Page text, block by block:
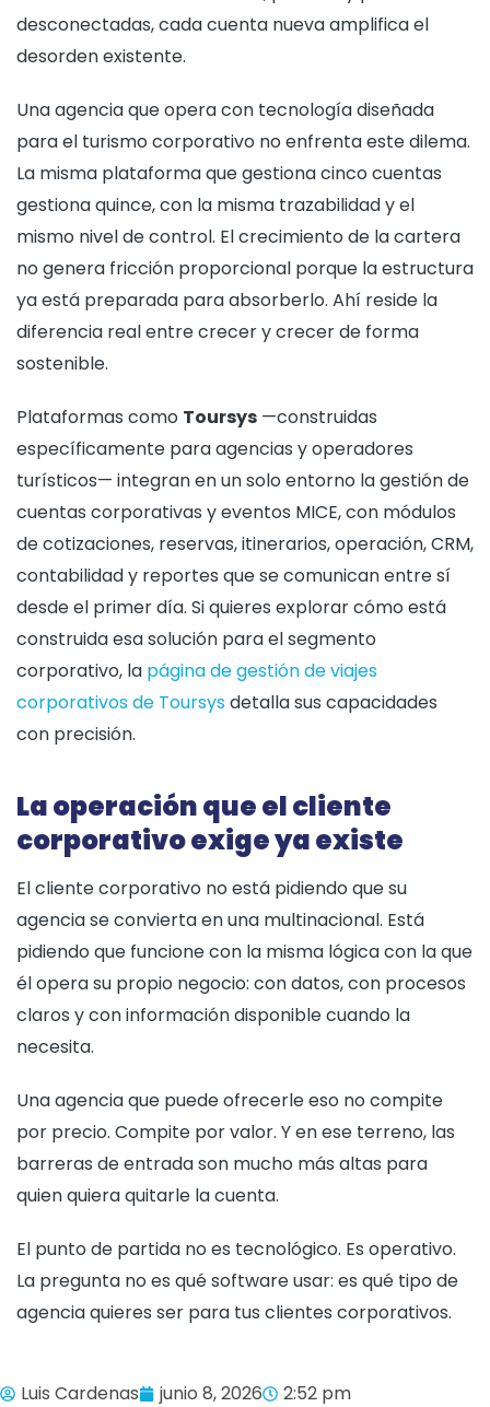
desconectadas, cada cuenta nueva amplifica el
desorden existente.
Una agencia que opera con tecnología diseñada
para el turismo corporativo no enfrenta este dilema.
La misma plataforma que gestiona cinco cuentas
gestiona quince, con la misma trazabilidad y el
mismo nivel de control. El crecimiento de la cartera
no genera fricción proporcional porque la estructura
ya está preparada para absorberlo. Ahí reside la
diferencia real entre crecer y crecer de forma
sostenible.
Plataformas como Toursys —construidas
específicamente para agencias y operadores
turísticos— integran en un solo entorno la gestión de
cuentas corporativas y eventos MICE, con módulos
de cotizaciones, reservas, itinerarios, operación, CRM,
contabilidad y reportes que se comunican entre sí
desde el primer día. Si quieres explorar cómo está
construida esa solución para el segmento
corporativo, la página de gestión de viajes
corporativos de Toursysdetalla sus capacidades
con precisión.
La operación que el cliente
corporativo exige ya existe
El cliente corporativo no está pidiendo que su
agencia se convierta en una multinacional. Está
pidiendo que funcione con la misma lógica con la que
él opera su propio negocio: con datos, con procesos
claros y con información disponible cuando la
necesita.
Una agencia que puede ofrecerle eso no compite
por precio. Compite por valor. Y en ese terreno, las
barreras de entrada son mucho más altas para
quien quiera quitarle la cuenta.
El punto de partida no es tecnológico. Es operativo.
La pregunta no es qué software usar: es qué tipo de
agencia quieres ser para tus clientes corporativos.
Luis Cardenas junio 8, 2026 2:52 pm